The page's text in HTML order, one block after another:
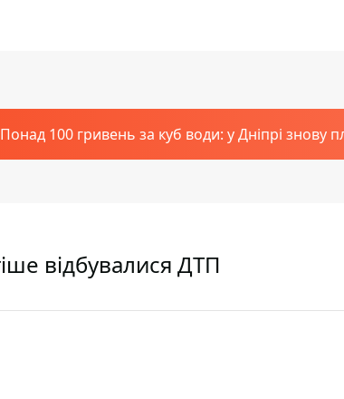
Понад 100 гривень за куб води: у Дніпрі знову
відбувалися ДТП